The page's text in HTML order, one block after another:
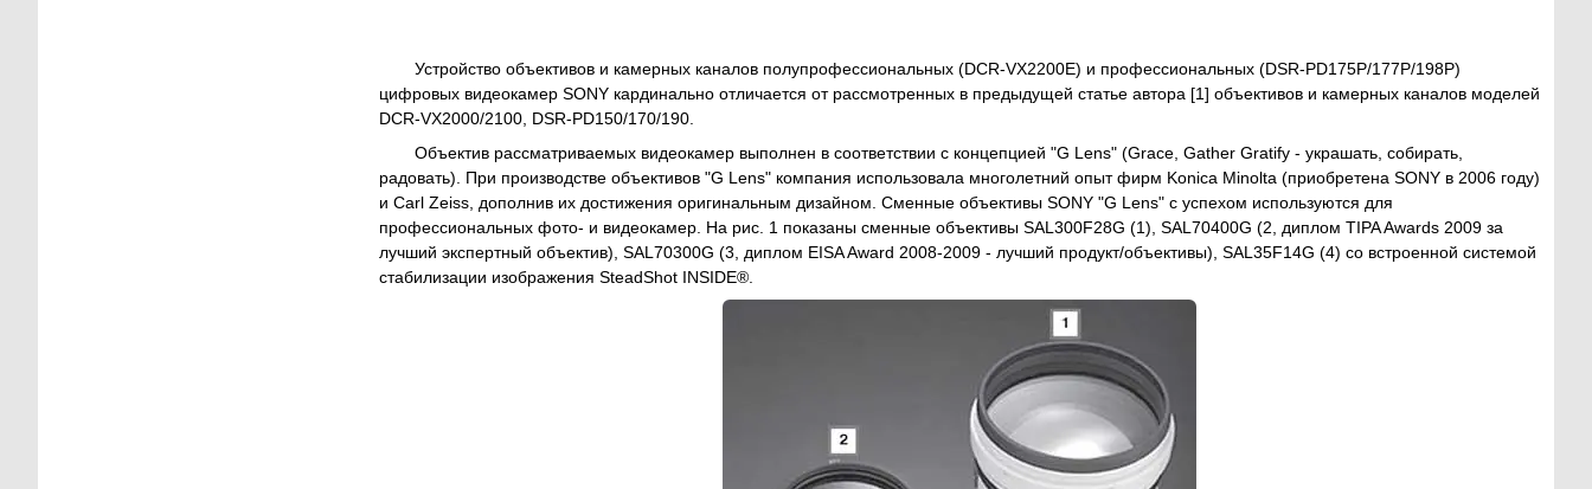
Устройство объективов и камерных каналов полупрофессиональных (DCR-VX2200E) и профессиональных (DSR-PD175P/177P/198P)
цифровых видеокамер SONY кардинально отличается от рассмотренных в предыдущей статье автора [1] объективов и камерных каналов моделей
DCR-VX2000/2100, DSR-PD150/170/190.
Объектив рассматриваемых видеокамер выполнен в соответствии с концепцией "G Lens" (Grace, Gather Gratify - украшать, собирать,
радовать). При производстве объективов "G Lens" компания использовала многолетний опыт фирм Konica Minolta (приобретена SONY в 2006 году)
и Carl Zeiss, дополнив их достижения оригинальным дизайном. Сменные объективы SONY "G Lens" с успехом используются для
профессиональных фото- и видеокамер. На рис. 1 показаны сменные объективы SAL300F28G (1), SAL70400G (2, диплом TIPA Awards 2009 за
лучший экспертный объектив), SAL70300G (3, диплом EISA Award 2008-2009 - лучший продукт/объективы), SAL35F14G (4) со встроенной системой
стабилизации изображения SteadShot INSIDE®.